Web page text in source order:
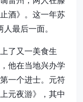
酒》。这一年苏
最后一面。
了又一美食生
他在当地兴办学
一个进士。元符
元夜游》，其中